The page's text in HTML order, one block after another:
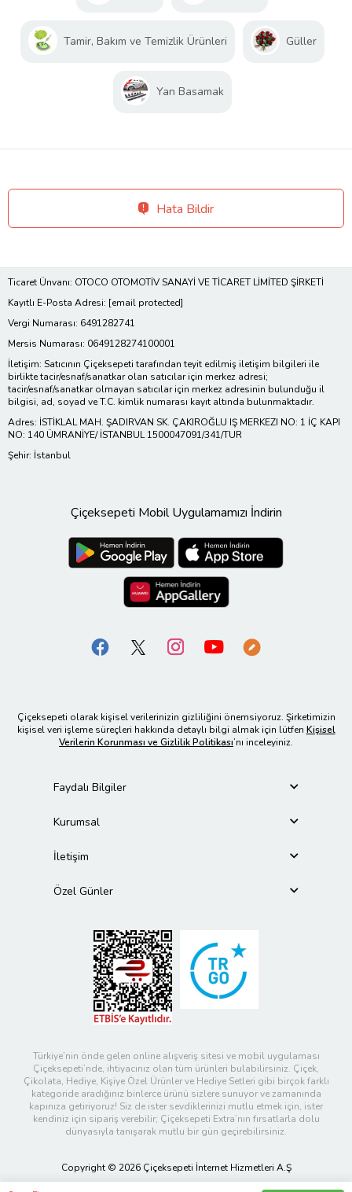
Tamir, Bakım ve Temizlik Ürünleri Güller
Yan Basamak
Hata Bildir
Ticaret Ünvanı: OTOCO OTOMOTİV SANAYİ VE TİCARET LİMİTED ŞİRKETİ
Kayıtlı E-Posta Adresi: [email protected]
Vergi Numarası: 6491282741
Mersis Numarası: 0649128274100001
İletişim: Satıcının Çiçeksepeti tarafından teyit edilmiş iletişim bilgileri ile
birlikte tacir/esnaf/sanatkar olan satıcılar için merkez adresi;
tacir/esnaf/sanatkar olmayan satıcılar için merkez adresinin bulunduğu il
bilgisi, ad, soyad ve T.C. kimlik numarası kayıt altında bulunmaktadır.
Adres: İSTİKLAL MAH. ŞADIRVAN SK. ÇAKIROĞLU IŞ MERKEZI NO: 1 İÇ KAPI
NO: 140 ÜMRANİYE/ İSTANBUL 1500047091/341/TUR
Şehir: İstanbul
Çiçeksepeti Mobil Uygulamamızı İndirin
Çiçeksepeti olarak kişisel verilerinizin gizliliğini önemsiyoruz. Şirketimizin
kişisel veri işleme süreçleri hakkında detaylı bilgi almak için lütfen Kişisel
Verilerin Korunması ve Gizlilik Politikası’nı inceleyiniz.
Faydalı Bilgiler
Kurumsal
İletişim
Özel Günler
Türkiye’nin önde gelen online alışveriş sitesi ve mobil uygulaması
Çiçeksepeti’nde, ihtiyacınız olan tüm ürünleri bulabilirsiniz. Çiçek,
Çikolata, Hediye, Kişiye Özel Ürünler ve Hediye Setleri gibi birçok farklı
kategoride aradığınız binlerce ürünü sizlere sunuyor ve zamanında
kapınıza getiriyoruz! Siz de ister sevdiklerinizi mutlu etmek için, ister
kendiniz için sipariş verebilir; Çiçeksepeti Extra’nın fırsatlarla dolu
dünyasıyla tanışarak mutlu bir gün geçirebilirsiniz.
Copyright © 2026 Çiçeksepeti İnternet Hizmetleri A.Ş